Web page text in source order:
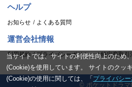
ヘルプ
お知らせ よくある質問
運営会社情報
利用規約 プライバシーポリシー 特定商取引
© ポケットドラマ
当サイトでは、サイトの利便性向上のため
(Cookie)を使用しています。 サイトのクッ
(Cookie)の使用に関しては、「 プライバシ